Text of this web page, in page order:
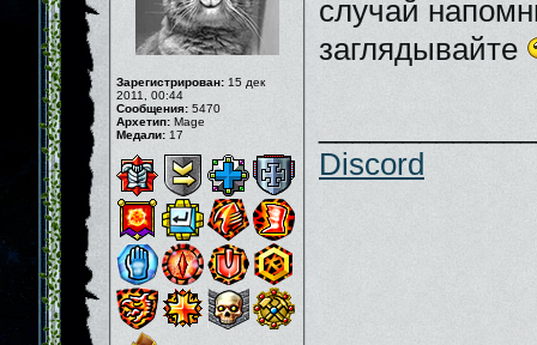
Зарегистрирован: 15 дек
2011, 00:44
Сообщения: 5470
Архетип: Mage
Медали: 17
случай
заглядывайте
Discord